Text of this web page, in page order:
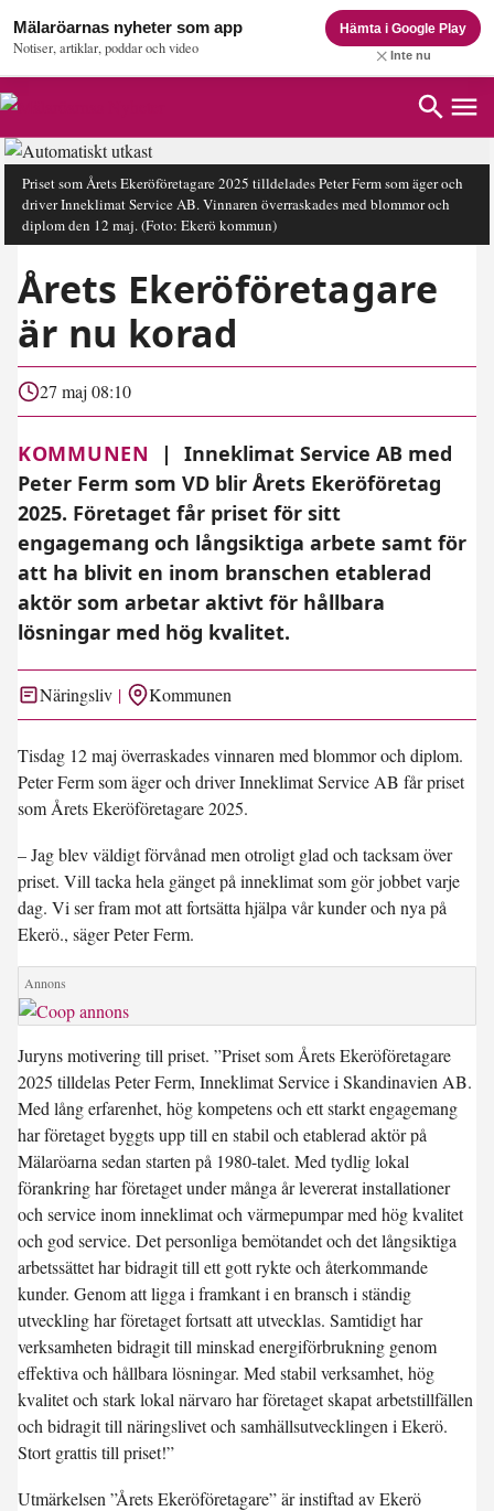
Mälaröarnas nyheter som app
Notiser, artiklar, poddar och video
Hämta i Google Play
Inte nu
Priset som Årets Ekeröföretagare 2025 tilldelades Peter Ferm som äger och
driver Inneklimat Service AB. Vinnaren överraskades med blommor och
diplom den 12 maj.(Foto: Ekerö kommun)
Årets Ekeröföretagare
är nu korad
27 maj 08:10
KOMMUNEN |
Inneklimat Service AB med
Peter Ferm som VD blir Årets Ekeröföretag
2025. Företaget får priset för sitt
engagemang och långsiktiga arbete samt för
att ha blivit en inom branschen etablerad
aktör som arbetar aktivt för hållbara
lösningar med hög kvalitet.
Näringsliv Kommunen
Tisdag 12 maj överraskades vinnaren med blommor och diplom.
Peter Ferm som äger och driver Inneklimat Service AB får priset
som Årets Ekeröföretagare 2025.
– Jag blev väldigt förvånad men otroligt glad och tacksam över
priset. Vill tacka hela gänget på inneklimat som gör jobbet varje
dag. Vi ser fram mot att fortsätta hjälpa vår kunder och nya på
Ekerö., säger Peter Ferm.
Juryns motivering till priset. ”Priset som Årets Ekeröföretagare
2025 tilldelas Peter Ferm, Inneklimat Service i Skandinavien AB.
Med lång erfarenhet, hög kompetens och ett starkt engagemang
har företaget byggts upp till en stabil och etablerad aktör på
Mälaröarna sedan starten på 1980-talet. Med tydlig lokal
förankring har företaget under många år levererat installationer
och service inom inneklimat och värmepumpar med hög kvalitet
och god service. Det personliga bemötandet och det långsiktiga
arbetssättet har bidragit till ett gott rykte och återkommande
kunder. Genom att ligga i framkant i en bransch i ständig
utveckling har företaget fortsatt att utvecklas. Samtidigt har
verksamheten bidragit till minskad energiförbrukning genom
effektiva och hållbara lösningar. Med stabil verksamhet, hög
kvalitet och stark lokal närvaro har företaget skapat arbetstillfällen
och bidragit till näringslivet och samhällsutvecklingen i Ekerö.
Stort grattis till priset!”
Utmärkelsen ”Årets Ekeröföretagare” är instiftad av Ekerö